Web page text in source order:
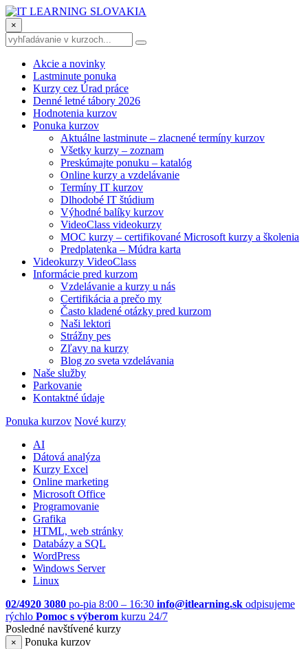
×
Akcie a novinky
Lastminute ponuka
Kurzy cez Úrad práce
Denné letné tábory 2026
Hodnotenia kurzov
Ponuka kurzov
Aktuálne lastminute – zlacnené termíny kurzov
Všetky kurzy – zoznam
Preskúmajte ponuku – katalóg
Online kurzy a vzdelávanie
Termíny IT kurzov
Dlhodobé IT štúdium
Výhodné balíky kurzov
VideoClass videokurzy
MOC kurzy – certifikované Microsoft kurzy a školenia
Predplatenka – Múdra karta
Videokurzy VideoClass
Informácie pred kurzom
Vzdelávanie a kurzy u nás
Certifikácia a prečo my
Často kladené otázky pred kurzom
Naši lektori
Strážny pes
Zľavy na kurzy
Blog zo sveta vzdelávania
Naše služby
Parkovanie
Kontaktné údaje
Ponuka kurzov Nové kurzy
AI
Dátová analýza
Kurzy Excel
Online marketing
Microsoft Office
Programovanie
Grafika
HTML, web stránky
Databázy a SQL
WordPress
Windows Server
Linux
02/4920 3080 po-pia 8:00 – 16:30 info@itlearning.sk odpisujeme
rýchlo Pomoc s výberom kurzu 24/7
Posledné navštívené kurzy
×
Ponuka kurzov